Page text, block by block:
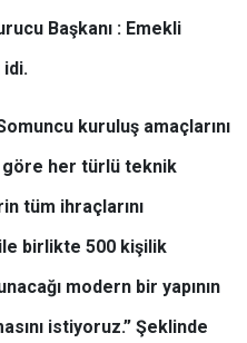
Başkanı : Emekli
idi.
kuruluş amaçlarını
göre her türlü teknik
tüm ihraçlarını
birlikte 500 kişilik
modern bir yapının
istiyoruz.” Şeklinde